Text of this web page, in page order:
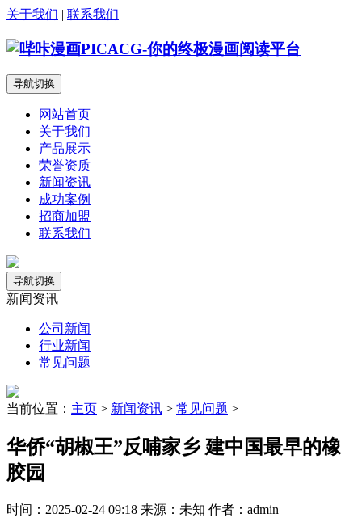
关于我们 | 联系我们
导航切换
网站首页
关于我们
产品展示
荣誉资质
新闻资讯
成功案例
招商加盟
联系我们
导航切换
新闻资讯
公司新闻
行业新闻
常见问题
当前位置： 主页 > 新闻资讯 > 常见问题 >
华侨“胡椒王”反哺家乡 建中国最早的橡
胶园
时间：2025-02-24 09:18 来源：未知 作者：admin